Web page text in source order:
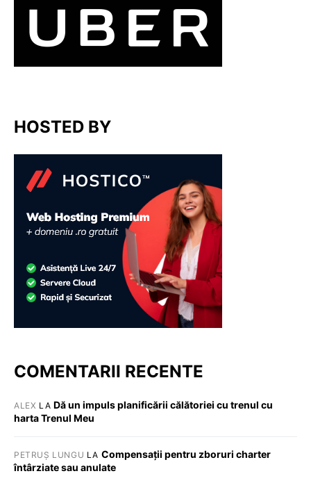
HOSTED BY
COMENTARII RECENTE
ALEX LA Dă un impuls planificării călătoriei cu trenul cu
harta Trenul Meu
PETRUȘ LUNGU LA Compensații pentru zboruri charter
întârziate sau anulate